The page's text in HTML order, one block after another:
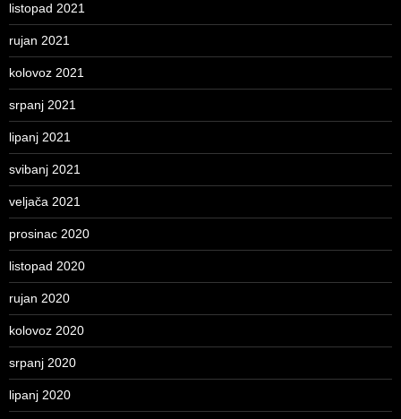
listopad 2021
rujan 2021
kolovoz 2021
srpanj 2021
lipanj 2021
svibanj 2021
veljača 2021
prosinac 2020
listopad 2020
rujan 2020
kolovoz 2020
srpanj 2020
lipanj 2020